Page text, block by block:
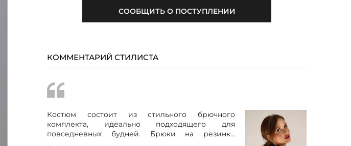
СООБЩИТЬ О ПОСТУПЛЕНИИ
КОММЕНТАРИЙ СТИЛИСТА
Костюм состоит из стильного брючного
комплекта, идеально подходящего для
повседневных будней. Брюки на резинке
обеспечивают легкость и удобство надевания,